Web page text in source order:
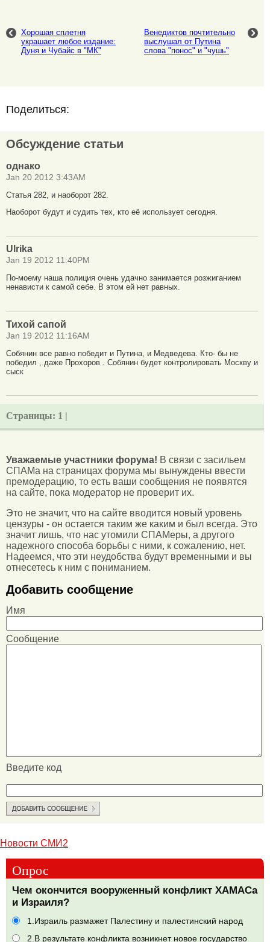
Хорошая сплетня
украшает любое издание:
Дуня и Чубайс в "МК"
Венедиктов почтительно
выслушал от Путина
слова "понос" и "чушь"
Поделиться:
Обсуждение статьи
однако
Jan 20 2012 3:43AM
Статья 282, и наоборот 282.
Наоборот будут и судить тех, кто её использует сегодня.
Ulrika
Jan 19 2012 11:40PM
По-моему наша полиция очень удачно занимается розжиганием
ненависти к самой себе. В этом ей нет равных.
Тихой сапой
Jan 19 2012 11:16AM
Собянин все равно победит и Путина, и Медведева. Кто- бы не
победил , даже Прохоров . Собянин будет контролировать Москву и
сыск
Страницы: 1 |
Уважаемые участники форума! В связи с засильем
СПАМа на страницах форума мы вынуждены ввести
премодерацию, то есть ваши сообщения не появятся
на сайте, пока модератор не проверит их.
Это не значит, что на сайте вводится новый уровень
цензуры - он остается таким же каким и был всегда. Это
значит лишь, что нас утомили СПАМеры, а другого
надежного способа борьбы с ними, к сожалению, нет.
Надеемся, что эти неудобства будут временными и вы
отнесетесь к ним с пониманием.
Добавить сообщение
Имя
Сообщение
Введите код
Новости СМИ2
Опрос
Чем окончится вооруженный конфликт ХАМАСа
и Израиля?
1.Израиль размажет Палестину и палестинский народ
2.В результате конфликта возникнет новое государство